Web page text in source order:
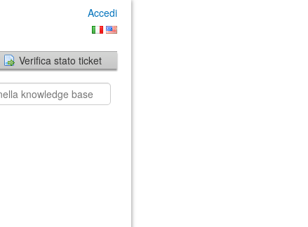
Accedi
Verifica stato ticket